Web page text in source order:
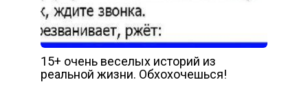
15+ очень веселых историй из
реальной жизни. Обхохочешься!